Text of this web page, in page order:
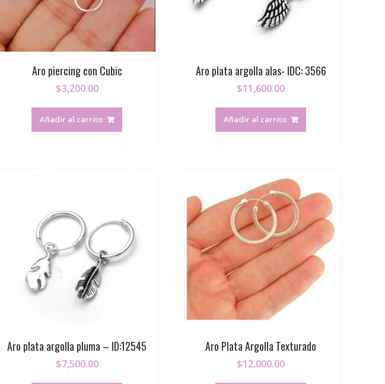
Aro piercing con Cubic
$3,200.00
Añadir al carrito
Aro plata argolla alas- IDC: 3566
$11,600.00
Añadir al carrito
Aro plata argolla pluma – ID:12545
$7,500.00
Aro Plata Argolla Texturado
$12,000.00